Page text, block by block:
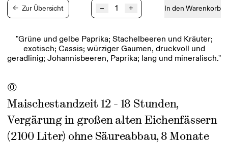
← Zur Übersicht –
Ried
KLAUSEN
Blanc
1STK
Menge
+ In den Warenkorb
"Grüne und gelbe Paprika; Stachelbeeren und Kräuter;
exotisch; Cassis; würziger Gaumen, druckvoll und
geradlinig; Johannisbeeren, Paprika; lang und mineralisch."
0
Maischestandzeit 12 - 18 Stunden,
Vergärung in großen alten Eichenfässern
(2100 Liter) ohne Säureabbau, 8 Monate